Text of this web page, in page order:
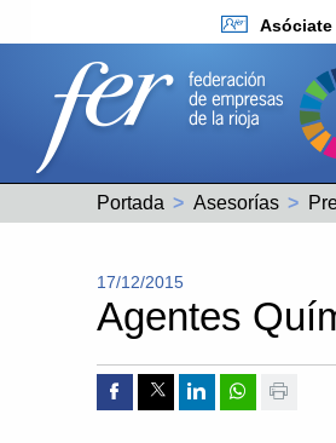
Asóciate
Portada Asesorías
17/12/2015
Agentes
Compartir por Facebook
Compartir por Twitter
Compartir por